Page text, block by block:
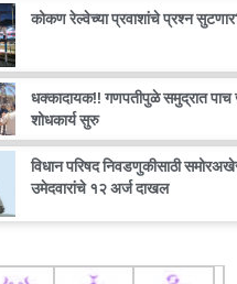
कोकण रेल्वेच्या प्रवाशांचे प्रश्न
धक्कादायक!! गणपतीपुळे समुद्रात
शोधकार्य सुरु
विधान परिषद निवडणुकीसाठी
उमेदवारांचे १२ अर्ज दाखल